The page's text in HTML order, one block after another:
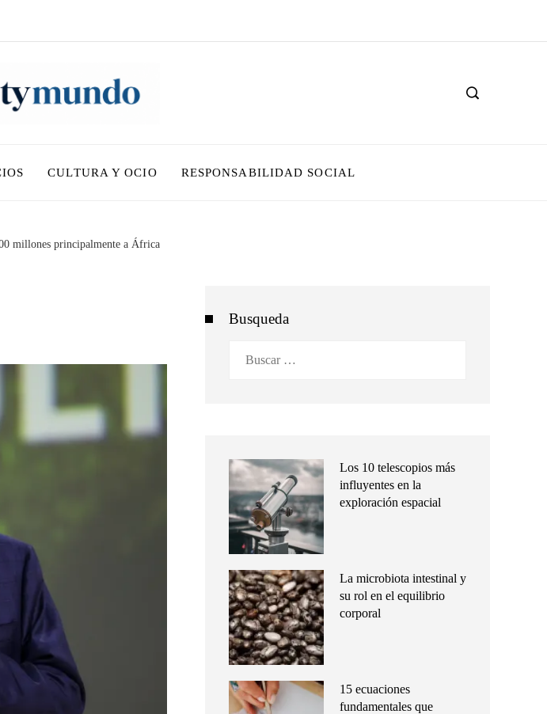
CULTURA Y OCIO RESPONSABILIDAD SOCIAL
millones principalmente a África
Busqueda
Los 10 telescopios más
influyentes en la
exploración espacial
La microbiota intestinal y
su rol en el equilibrio
corporal
15 ecuaciones
fundamentales que